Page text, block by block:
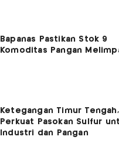
Bapanas Pastikan Stok 9
Komoditas Pangan
Ketegangan Timur Tengah,
Perkuat Pasokan Sulfur
Industri dan Pangan